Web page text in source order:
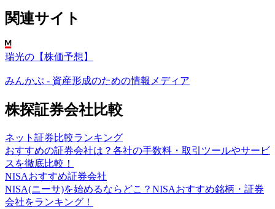
関連サイト
瑞光の【株価予想】
みんかぶ - 資産形成のための情報メディア
株探証券会社比較
ネット証券比較ランキング
おすすめの証券会社は？各社の手数料・取引ツールやサービ
スを徹底比較！
NISAおすすめ証券会社
NISA(ニーサ)を始めるならどこ？NISAおすすめ銘柄・証券
会社をランキング！